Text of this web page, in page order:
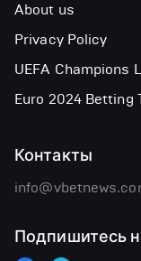
About us
Privacy Policy
UEFA Champions
Euro 2024 Betting
Контакты
Подпишитесь